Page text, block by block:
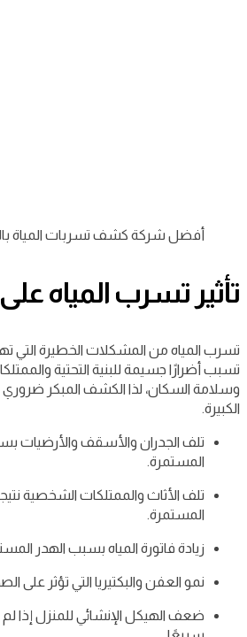
أفضل شركة كشف تسربات المياة
تأثير تسرب المياه
تسرب المياه من المشكلات الخطيرة التي
تسبب أضرارًا جسيمة للبنية التحتية
وسلامة السكان، لذا الكشف المبكر ضروري
الكبيرة.
تلف الجدران والأسقف والأرضيات
المستمرة.
تلف الأثاث والممتلكات الشخصية
المستمرة.
زيادة فاتورة المياه بسبب الهدر
نمو العفن والبكتيريا التي تؤثر على
ضعف الهيكل الإنشائي للمنزل إذا